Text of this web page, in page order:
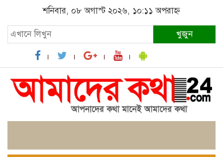
শনিবার, ০৮ অগাস্ট ২০২৬, ১০:১১ অপরাহ্ন
খুজুন